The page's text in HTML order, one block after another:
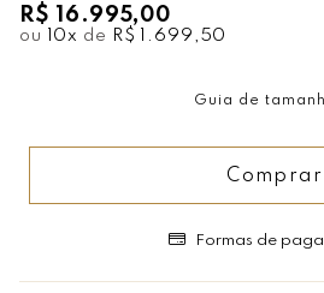
R$ 16.995,00
ou 10x de R$ 1.699,50
Guia de
Comprar
Formas de